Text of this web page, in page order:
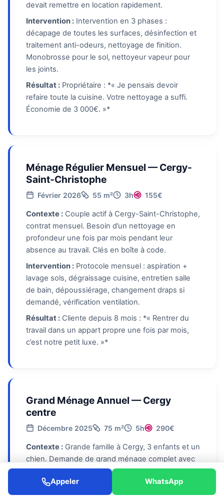
devait remettre en location rapidement.
Intervention : Intervention en 3 phases :
décapage de toutes les surfaces, désinfection et
traitement anti-odeurs, nettoyage de finition.
Monobrosse pour le sol, nettoyeur vapeur pour
les joints.
Résultat : Propriétaire : *« Je pensais devoir
refaire toute la cuisine. Votre nettoyage a suffi.
Économie de 3 000€. »*
Ménage Régulier Mensuel — Cergy-
Saint-Christophe
Février 2026 55 m² 3h 155€
Contexte : Couple actif à Cergy-Saint-Christophe,
contrat mensuel. Besoin d’un nettoyage en
profondeur une fois par mois pendant leur
absence au travail. Clés en boîte à code.
Intervention : Protocole mensuel : aspiration +
lavage sols, dégraissage cuisine, entretien salle
de bain, dépoussiérage, changement draps si
demandé, vérification ventilation.
Résultat : Cliente depuis 8 mois : *« Rentrer du
travail dans un appart propre une fois par mois,
c’est notre petit luxe. »*
Grand Ménage Annuel — Cergy
centre
Décembre 2025 75 m² 5h 290€
Contexte : Grande famille à Cergy, 3 enfants et un
chien. Demande de grand ménage complet avec
produits naturels exclusivement. Tapis plein de
poils, cuisine très utilisée.
Appeler WhatsApp